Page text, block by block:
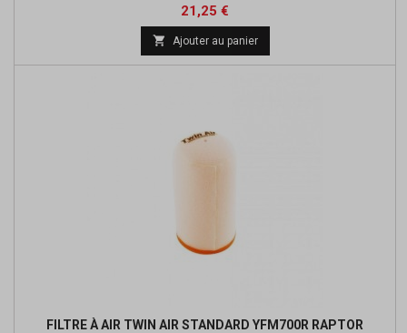
Prix
21,25 €
base
 Ajouter au panier
FILTRE À AIR TWIN AIR STANDARD YFM700R RAPTOR